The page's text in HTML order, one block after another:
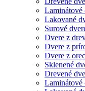
Laminátové
Lakované
Surové
Dvere z
Dvere z
Dvere z
Sklenené
Drevené
Laminátové